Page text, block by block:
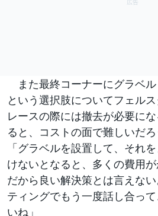
また最終コーナーにグラベ
という選択肢についてフェル
レースの際には撤去が必要に
ると、コストの面で難しいだろ
「グラベルを設置して、それ
けないとなると、多くの費用が
だから良い解決策とは言えな
ティングでもう一度話し合っ
いね」